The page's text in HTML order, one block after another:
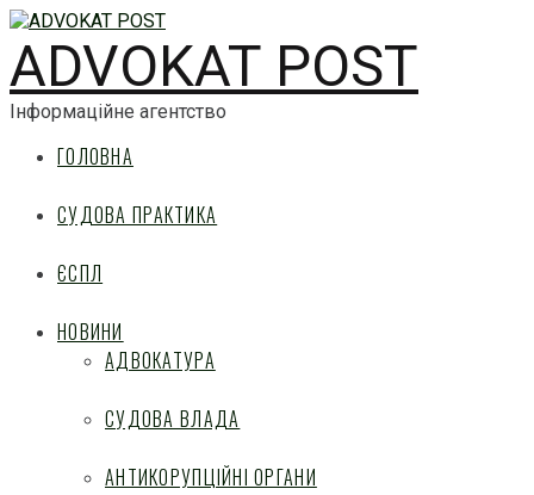
ADVOKAT POST
Інформаційне агентство
ГОЛОВНА
СУДОВА ПРАКТИКА
ЄСПЛ
НОВИНИ
АДВОКАТУРА
СУДОВА ВЛАДА
АНТИКОРУПЦІЙНІ ОРГАНИ